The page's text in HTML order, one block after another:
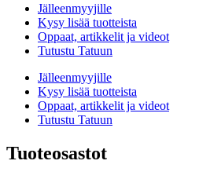
Jälleenmyyjille
Kysy lisää tuotteista
Oppaat, artikkelit ja videot
Tutustu Tatuun
Jälleenmyyjille
Kysy lisää tuotteista
Oppaat, artikkelit ja videot
Tutustu Tatuun
Tuoteosastot